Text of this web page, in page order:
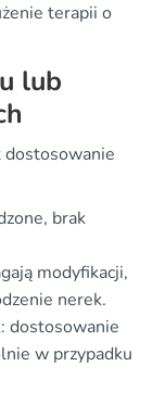
terapii o
lub
dostosowanie
brak
modyfikacji,
nerek.
dostosowanie
w przypadku